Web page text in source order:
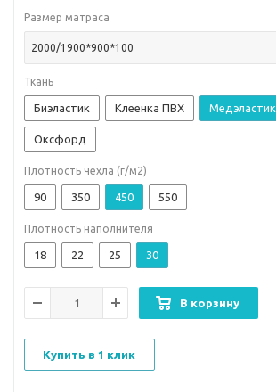
Размер матраса
2000/1900*900*100
Ткань
Биэластик Клеенка ПВХ Медэластик
Оксфорд
Плотность чехла (г/м2)
90 350 450 550
Плотность наполнителя
18 22 25 30
В корзину
Купить в 1 клик